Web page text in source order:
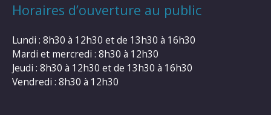
Horaires d’ouverture au public
Lundi : 8h30 à 12h30 et de 13h30 à 16h30
Mardi et mercredi : 8h30 à 12h30
Jeudi : 8h30 à 12h30 et de 13h30 à 16h30
Vendredi : 8h30 à 12h30